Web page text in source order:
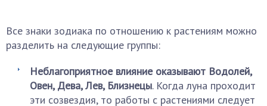
Все знаки зодиака по отношению к растениям можно
разделить на следующие группы:
Неблагоприятное влияние оказывают Водолей,
Овен, Дева, Лев, Близнецы. Когда луна проходит
эти созвездия, то работы с растениями следует